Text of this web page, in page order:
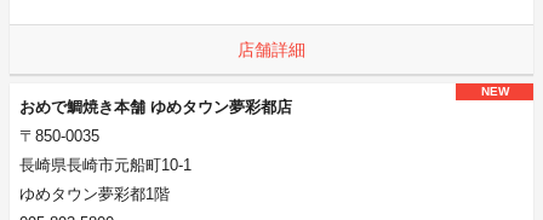
店舗詳細
NEW
おめで鯛焼き本舗 ゆめタウン夢彩都店
〒850-0035
長崎県長崎市元船町10-1
ゆめタウン夢彩都1階